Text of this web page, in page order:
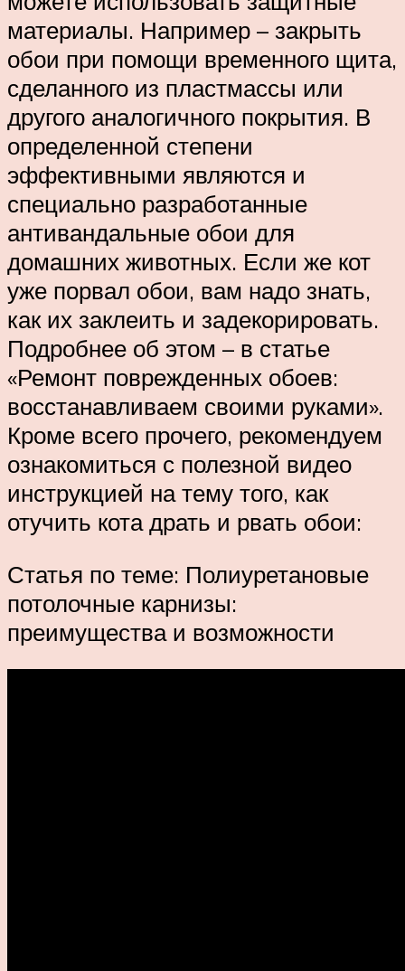
материалы. Например – закрыть
обои при помощи временного щита,
сделанного из пластмассы или
другого аналогичного покрытия. В
определенной степени
эффективными являются и
специально разработанные
антивандальные обои для
домашних животных. Если же кот
уже порвал обои, вам надо знать,
как их заклеить и задекорировать.
Подробнее об этом – в статье
«Ремонт поврежденных обоев:
восстанавливаем своими руками».
Кроме всего прочего, рекомендуем
ознакомиться с полезной видео
инструкцией на тему того, как
отучить кота драть и рвать обои:
Статья по теме: Полиуретановые
потолочные карнизы:
преимущества и возможности